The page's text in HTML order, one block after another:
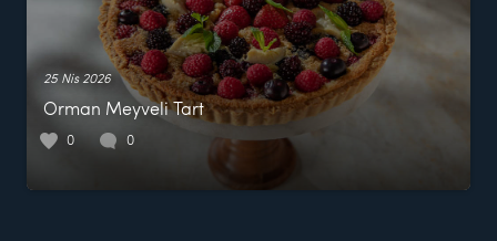
25 Nis 2026
Orman Meyveli Tart
0 0